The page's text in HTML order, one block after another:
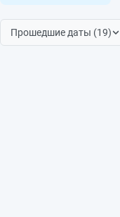
Прошедшие даты (19)